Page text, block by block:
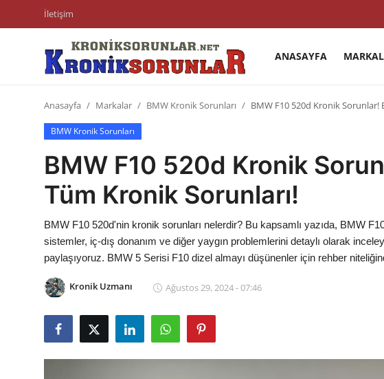
İletişim
ANASAYFA
Trafik & Cezalar
Sigorta & Kasko
Vergi & ÖTV & MTV
Sorgulamalar
İkinci El & Alım-Satım
Bakım & Arıza Çözümleri
Anasayfa Markalar BMW Kronik Sorunları BMW F10 520d Kronik Sorunlar!
BMW Kronik Sorunları
BMW F10 520d Kronik
Tüm Kronik Sorunları!
BMW F10 520d'nin kronik sorunları nelerdir? Bu kapsamlı yazıda, BMW
sistemler, iç-dış donanım ve diğer yaygın problemlerini detaylı olarak
paylaşıyoruz. BMW 5 Serisi F10 dizel almayı düşünenler için rehber
Kronik Uzmanı Ağustos 29, 2024 - 07:46